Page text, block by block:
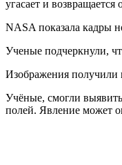
угасает и возвращается
NASA показала кадры
Ученые подчеркнули,
Изображения получили
Учёные, смогли
полей. Явление может